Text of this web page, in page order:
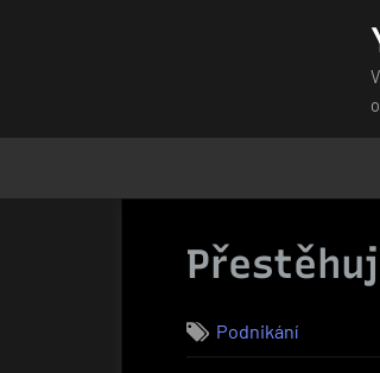
Podnikání